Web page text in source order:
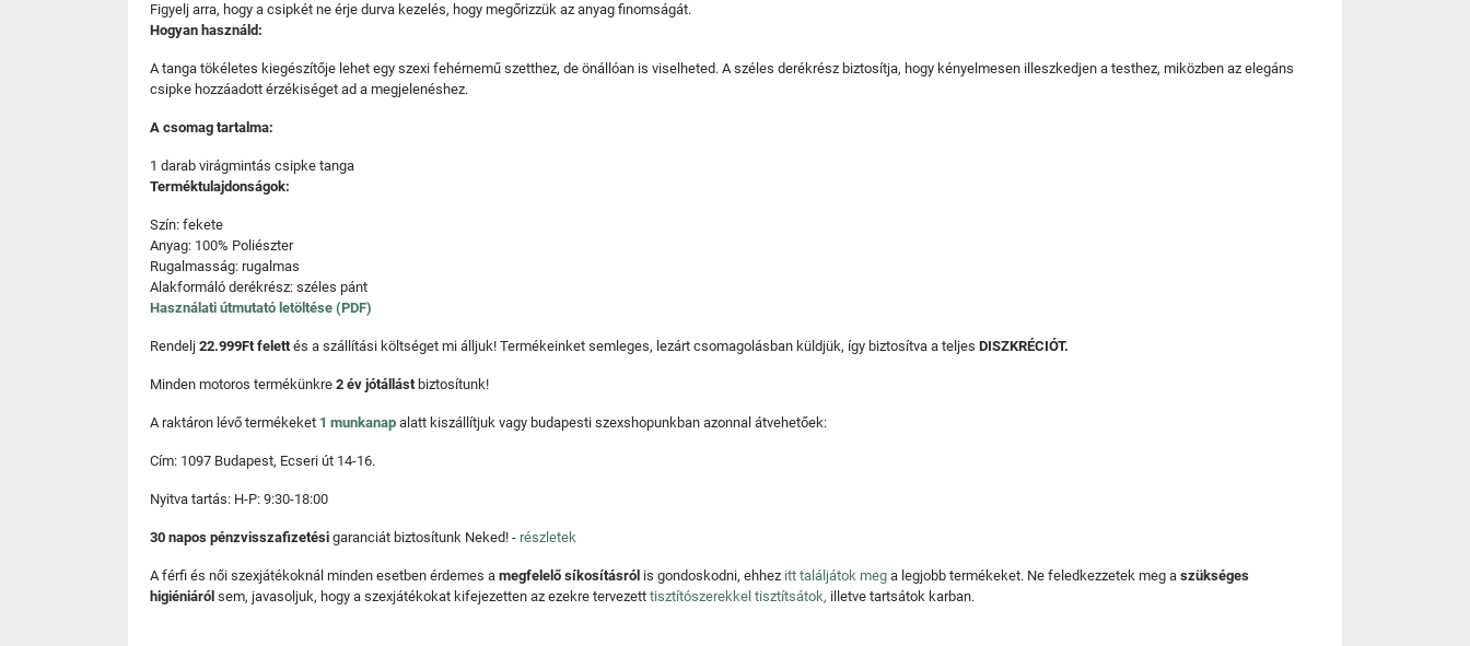
Figyelj arra, hogy a csipkét ne érje durva kezelés, hogy megőrizzük az anyag finomságát.
Hogyan használd:
A tanga tökéletes kiegészítője lehet egy szexi fehérnemű szetthez, de önállóan is viselheted. A széles derékrész biztosítja, hogy kényelmesen illeszkedjen a testhez, miközben az elegáns
csipke hozzáadott érzékiséget ad a megjelenéshez.
A csomag tartalma:
1 darab virágmintás csipke tanga
Terméktulajdonságok:
Szín: fekete
Anyag: 100% Poliészter
Rugalmasság: rugalmas
Alakformáló derékrész: széles pánt
Használati útmutató letöltése (PDF)
Rendelj 22.999Ft felettés a szállítási költséget mi álljuk! Termékeinket semleges, lezárt csomagolásban küldjük, így biztosítva a teljes DISZKRÉCIÓT.
Minden motoros termékünkre 2 év jótállást biztosítunk!
A raktáron lévő termékeket 1 munkanap alatt kiszállítjuk vagy budapesti szexshopunkban azonnal átvehetőek:
Cím: 1097 Budapest, Ecseri út 14-16.
Nyitva tartás: H-P: 9:30-18:00
30 napos pénzvisszafizetési garanciát biztosítunk Neked! - részletek
A férfi és női szexjátékoknál minden esetben érdemes a megfelelő síkosításról is gondoskodni, ehhez itt találjátok meg a legjobb termékeket. Ne feledkezzetek meg a szükséges
higiéniáról sem, javasoljuk, hogy a szexjátékokat kifejezetten az ezekre tervezett tisztítószerekkel tisztítsátok, illetve tartsátok karban.